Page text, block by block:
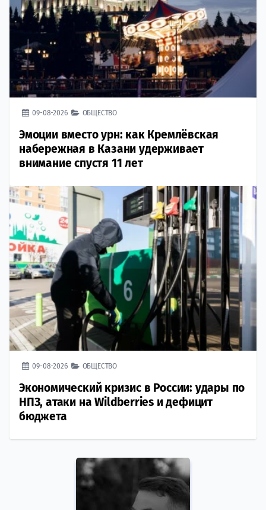
09-08-2026 ОБЩЕСТВО
Эмоции вместо урн: как Кремлёвская
набережная в Казани удерживает
внимание спустя 11 лет
09-08-2026 ОБЩЕСТВО
Экономический кризис в России: удары по
НПЗ, атаки на Wildberries и дефицит
бюджета